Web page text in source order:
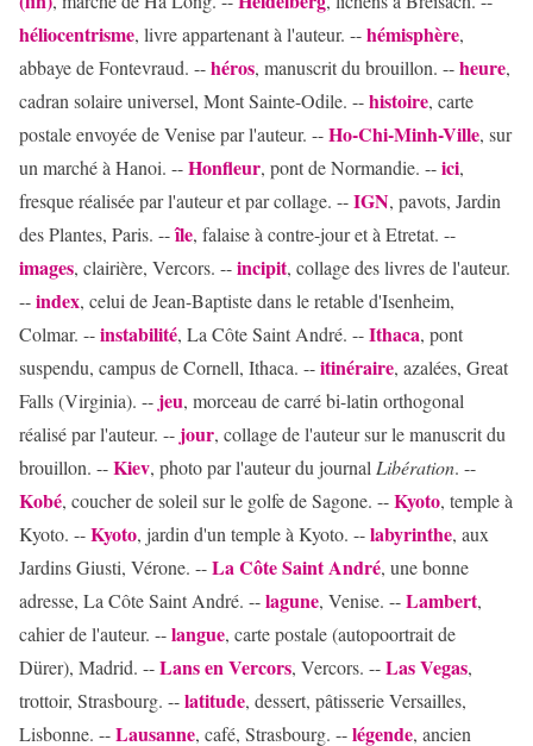
héliocentrisme, livre appartenant à l'auteur. --hémisphère,
abbaye de Fontevraud. --héros, manuscrit du brouillon. --heure,
cadran solaire universel, Mont Sainte-Odile. --histoire, carte
postale envoyée de Venise par l'auteur. --Ho-Chi-Minh-Ville, sur
un marché à Hanoi. --Honfleur, pont de Normandie. --ici,
fresque réalisée par l'auteur et par collage. --IGN, pavots, Jardin
des Plantes, Paris. --île, falaise à contre-jour et à Etretat. --
images, clairière, Vercors. --incipit, collage des livres de l'auteur.
--index, celui de Jean-Baptiste dans le retable d'Isenheim,
Colmar. --instabilité, La Côte Saint André. --Ithaca, pont
suspendu, campus de Cornell, Ithaca. --itinéraire, azalées, Great
Falls (Virginia). -- jeu, morceau de carré bi-latin orthogonal
réalisé par l'auteur. -- jour, collage de l'auteur sur le manuscrit du
brouillon. --Kiev, photo par l'auteur du journal Libération. --
Kobé, coucher de soleil sur le golfe de Sagone. --Kyoto, temple à
Kyoto. --Kyoto, jardin d'un temple à Kyoto. --labyrinthe, aux
Jardins Giusti, Vérone. --La Côte Saint André, une bonne
adresse, La Côte Saint André. --lagune, Venise. --Lambert,
cahier de l'auteur. --langue, carte postale (autopoortrait de
Dürer), Madrid. --Lans en Vercors, Vercors. --Las Vegas,
trottoir, Strasbourg. --latitude, dessert, pâtisserie Versailles,
Lisbonne. --Lausanne, café, Strasbourg. --légende, ancien